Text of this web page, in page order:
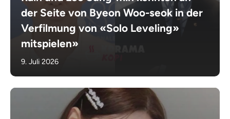
der Seite von Byeon Woo-seok in der
Verfilmung von «Solo Leveling»
mitspielen»
9. Juli 2026